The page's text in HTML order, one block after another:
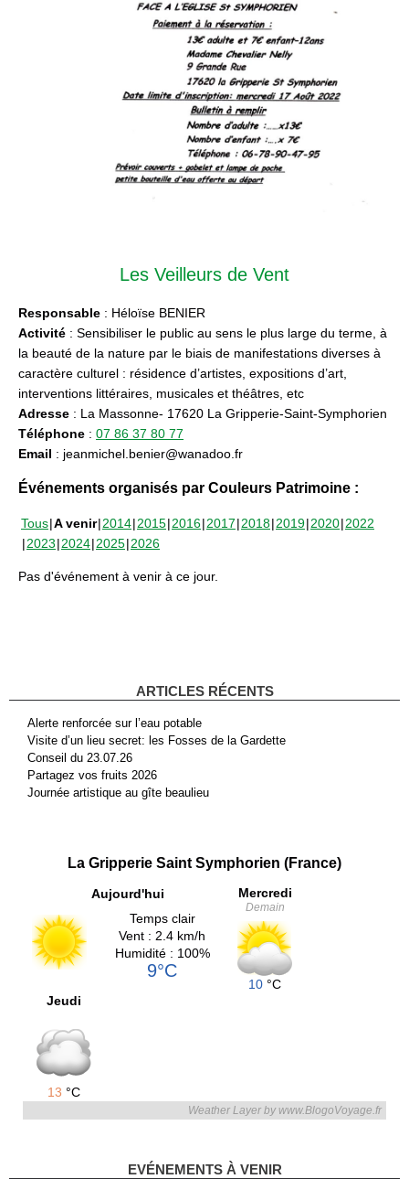
Les Veilleurs de Vent
Responsable : Héloïse BENIER
Activité : Sensibiliser le public au sens le plus large du terme, à
la beauté de la nature par le biais de manifestations diverses à
caractère culturel : résidence d’artistes, expositions d’art,
interventions littéraires, musicales et théâtres, etc
Adresse : La Massonne- 17620 La Gripperie-Saint-Symphorien
Téléphone : 07 86 37 80 77
Email : jeanmichel.benier@wanadoo.fr
Événements organisés par Couleurs Patrimoine :
Tous A venir 2014 2015 2016 2017 2018 2019 2020 2022
2023 2024 2025 2026
Pas d'événement à venir à ce jour.
ARTICLES RÉCENTS
Alerte renforcée sur l’eau potable
Visite d’un lieu secret: les Fosses de la Gardette
Conseil du 23.07.26
Partagez vos fruits 2026
Journée artistique au gîte beaulieu
La Gripperie Saint Symphorien (France)
Aujourd'hui
Temps clair
Vent : 2.4 km/h
Humidité : 100%
9°C
Mercredi
Demain
10 °C
Jeudi
13 °C
Weather Layer by www.BlogoVoyage.fr
EVÉNEMENTS À VENIR